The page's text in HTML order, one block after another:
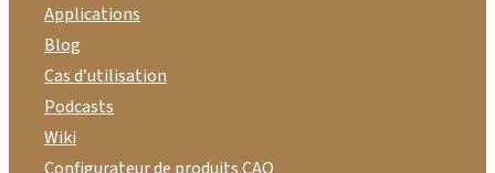
Applications
Blog
Cas d’utilisation
Podcasts
Wiki
Configurateur de produits CAO